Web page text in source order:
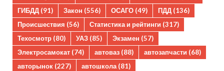
ГИБДД (91) Закон (556) ОСАГО (49) ПДД (136)
Происшествия (56) Статистика и рейтинги (317)
Техосмотр (80) УАЗ (85) Экзамен (57)
Электросамокат (74) автоваз (88) автозапчасти (68)
авторынок (227) автошкола(81)